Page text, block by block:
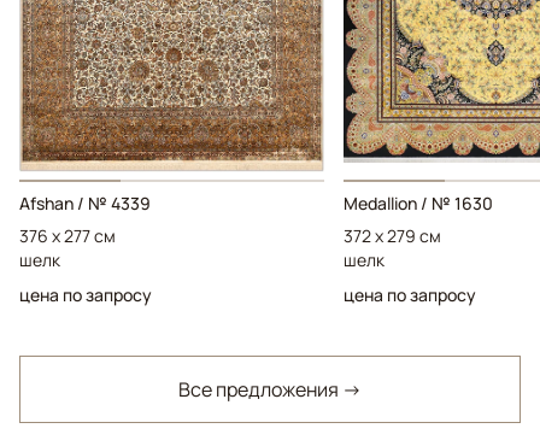
Afshan / № 4339
376 x 277 см
шелк
цена по запросу
Medallion / № 1630
372 x 279 см
шелк
цена по запросу
Все предложения →